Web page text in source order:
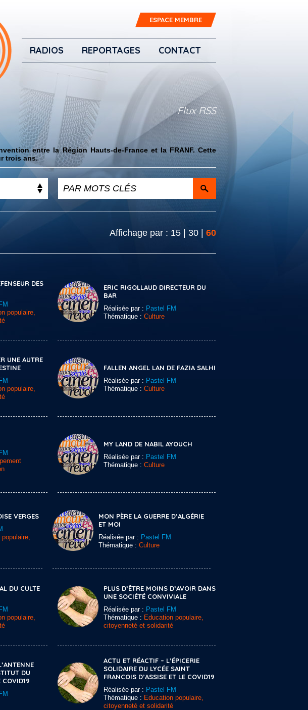
ESPACE MEMBRE
RADIOS REPORTAGES CONTACT
Flux RSS
entre la Région Hauts-de-France et la FRANF. Cette
trois ans.
Affichage par : 15 30 60
DES
populaire,
ERIC RIGOLLAUD DIRECTEUR DU
BAR
Réalisée par : Pastel FM
Thématique : Culture
UNE AUTRE
populaire,
FALLEN ANGEL LAN DE FAZIA SALHI
Réalisée par : Pastel FM
Thématique : Culture
MY LAND DE NABIL AYOUCH
Réalisée par : Pastel FM
Thématique : Culture
VERGES
populaire,
MON PÈRE LA GUERRE D’ALGÉRIE
ET MOI
Réalisée par : Pastel FM
Thématique : Culture
DU CULTE
populaire,
PLUS D’ÊTRE MOINS D’AVOIR DANS
UNE SOCIÉTÉ CONVIVIALE
Réalisée par : Pastel FM
Thématique : Education populaire,
citoyenneté et solidarité
DU
COVID19
ACTU ET RÉACTIF – L’ÉPICERIE
SOLIDAIRE DU LYCÉE SAINT
FRANCOIS D’ASSISE ET LE COVID19
Réalisée par : Pastel FM
Thématique : Education populaire,
citoyenneté et solidarité